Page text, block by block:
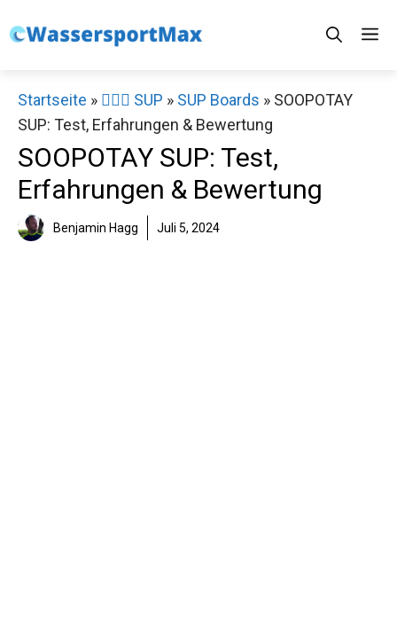
Inhalt
Startseite » 🏄‍♀️🛶 SUP » SUP Boards » SOOPOTAY
SUP: Test, Erfahrungen & Bewertung
SOOPOTAY SUP: Test,
Erfahrungen & Bewertung
Benjamin Hagg Juli 5, 2024